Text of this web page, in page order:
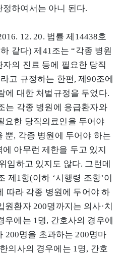
하여서는 아니 된다.
12. 20. 법률 제14438호
같다) 제41조는 “각종 병원
의 진료 등에 필요한 당직
고 규정하는 한편, 제90조에
에 대한 처벌규정을 두었다.
는 각종 병원에 응급환자와
요한 당직의료인을 두어야
뿐, 각종 병원에 두어야 하는
아무런 제한을 두고 있지
임하고 있지도 않다. 그런데
제1항(이하 ‘시행령 조항’이
따라 각종 병원에 두어야 하
원환자 200명까지는 의사·치
우에는 1명, 간호사의 경우에
200명을 초과하는 200명마
의사의 경우에는 1명, 간호